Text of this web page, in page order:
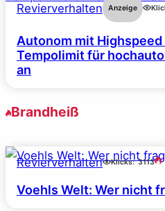
Revierverhalten Anzeige
Autonom mit
Tempolimit für
an
Brandheiß
Revierverhalten Klicks: 3113
Voehls Welt: Wer nicht